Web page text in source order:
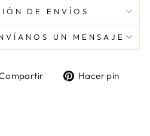
DE ENVÍOS
UN MENSAJE
TuitearHacer pin